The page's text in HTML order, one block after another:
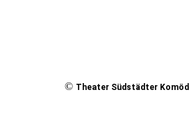
© Theater Südstädter